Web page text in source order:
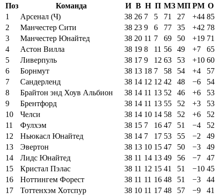
Поз
Команда И В Н П МЗ МП РМ О
1
Арсенал (Ч) 38 26 7 5 71 27 +44 85
2
Манчестер Сити 38 23 9 6 77 35 +42 78
3
Манчестер Юнайтед 38 20 11 7 69 50 +19 71
4
Астон Вилла 38 19 8 11 56 49 +7
65
5
Ливерпуль 38 17 9 12 63 53 +10 60
6
Борнмут 38 13 18 7 58 54 +4
57
7
Сандерленд 38 14 12 12 42 48 −6
54
8
Брайтон энд Хоув Альбион 38 14 11 13 52 46 +6
53
9
Брентфорд 38 14 11 13 55 52 +3
53
10
Челси 38 14 10 14 58 52 +6
52
11
Фулхэм 38 15 7 16 47 51 −4
52
12
Ньюкасл Юнайтед 38 14 7 17 53 55 −2
49
13
Эвертон 38 13 10 15 47 50 −3
49
14
Лидс Юнайтед 38 11 14 13 49 56 −7
47
15
Кристал Пэлас 38 11 12 15 41 51 −10 45
16
Ноттингем Форест 38 11 11 16 48 51 −3
44
17
Тоттенхэм Хотспур 38 10 11 17 48 57 −9
41